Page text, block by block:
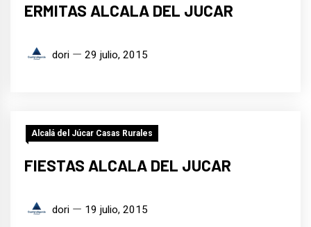
ERMITAS ALCALA DEL JUCAR
dori 29 julio, 2015
Alcalá del Júcar Casas Rurales
FIESTAS ALCALA DEL JUCAR
dori 19 julio, 2015